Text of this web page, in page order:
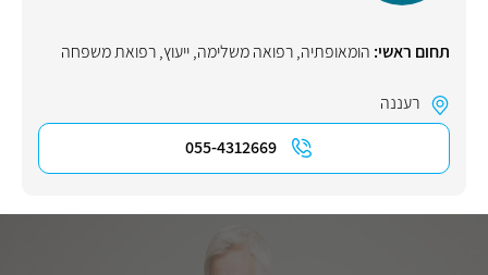
תחום ראשי: הומאופתיה,רפואה משלימה,ייעוץ,רפואת משפחה
רעננה
055-4312669